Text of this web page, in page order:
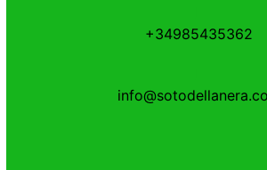
+34985435362